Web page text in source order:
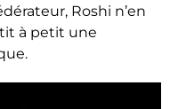
Roshi n’en
à petit une